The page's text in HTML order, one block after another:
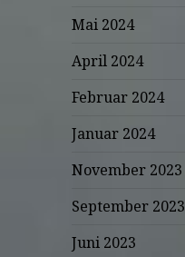
Mai 2024
April 2024
Februar 2024
Januar 2024
November 2023
September 2023
Juni 2023